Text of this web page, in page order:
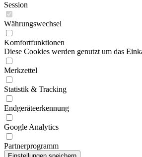
Session
Währungswechsel
Komfortfunktionen
Diese Cookies werden genutzt um das
Merkzettel
Statistik & Tracking
Endgeräteerkennung
Google Analytics
Partnerprogramm